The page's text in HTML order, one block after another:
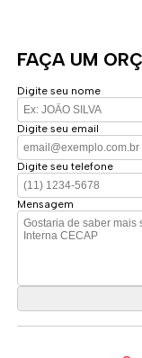
FAÇA UM
Digite seu nome
Digite seu email
Digite seu telefone
Mensagem